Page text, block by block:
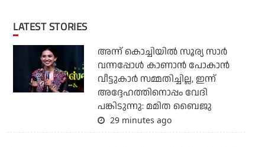
LATEST STORIES
അന്ന് കൊച്ചിയില്‍ സൂര്യ സാര്‍
വന്നപ്പോള്‍ കാണാന്‍ പോകാന്‍
വീട്ടുകാര്‍ സമ്മതിച്ചില്ല, ഇന്ന്
അദ്ദേഹത്തിനൊപ്പം വേദി
പങ്കിടുന്നു: മമിത ബൈജു
29 minutes ago